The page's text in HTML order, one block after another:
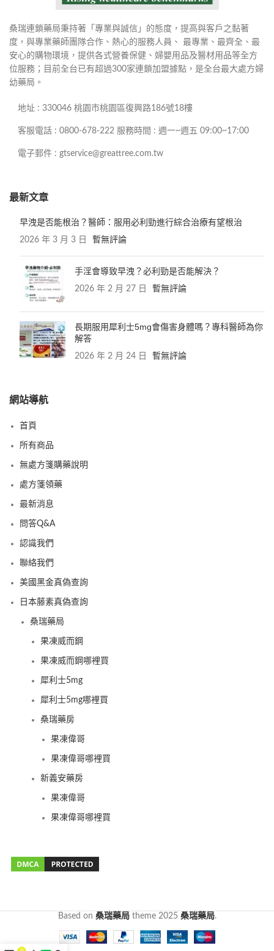
桑瑞連鎖藥局秉持著「專業與誠信」的態度，提高與客戶之黏著
度，與專業藥師團隊合作、熱心的服務人員、 最專業、最齊全、最
安心的購物環境，提供各式營養保健、婦嬰用品及醫材用品等全方
位服務；目前全台已有超過300家連鎖加盟據點，是全台最大處方婦
幼藥局。
地址 : 330046 桃園市桃園區復興路186號18樓
客服電話 : 0800-678-222 服務時間 : 週一~週五 09:00~17:00
電子郵件 : gtservice@greattree.com.tw
最新文章
早洩是否能根治？醫師：服用必利勁進行綜合治療有望根治
2026 年 3 月 3 日 暫無評論
手淫會導致早洩？必利勁是否能解決？
2026 年 2 月 27 日 暫無評論
長期服用犀利士5mg會傷害身體嗎？專科醫師為你
解答
2026 年 2 月 24 日 暫無評論
網站導航
首頁
所有商品
無處方箋購藥說明
處方箋領藥
最新消息
問答Q&A
認識我們
聯絡我們
美國黑金真偽查詢
日本藤素真偽查詢
桑瑞藥局
果凍威而鋼
果凍威而鋼哪裡買
犀利士5mg
犀利士5mg哪裡買
桑瑞藥房
果凍偉哥
果凍偉哥哪裡買
新義安藥房
果凍偉哥
果凍偉哥哪裡買
Based on 桑瑞藥局theme2025 桑瑞藥局.